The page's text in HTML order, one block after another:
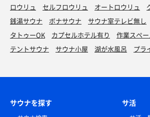
ロウリュ セルフロウリュ オートロウリュ
銭湯サウナ
ボナサウナ サウナ室テレビ無し
タトゥーOK
カプセルホテル有り
作業スペ
テントサウナ
サウナ小屋 湖が水風呂 プラ
サウナを探す サ活